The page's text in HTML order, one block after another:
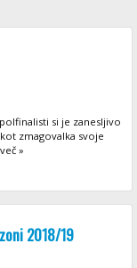
si je zanesljivo
zmagovalka svoje
»
2018/19